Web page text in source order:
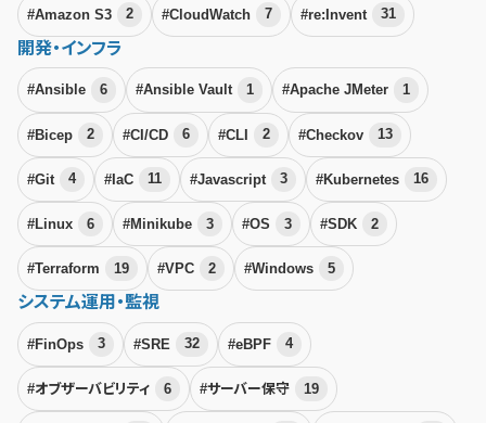
#Amazon S3 2 #CloudWatch 7 #re:Invent 31
開発・インフラ
#Ansible 6 #Ansible Vault 1 #Apache JMeter 1
#Bicep 2 #CI/CD 6 #CLI 2 #Checkov 13
#Git 4 #IaC 11 #Javascript 3 #Kubernetes 16
#Linux 6 #Minikube 3 #OS 3 #SDK 2
#Terraform 19 #VPC 2 #Windows 5
システム運用・監視
#FinOps 3 #SRE 32 #eBPF 4
#オブザーバビリティ 6 #サーバー保守 19